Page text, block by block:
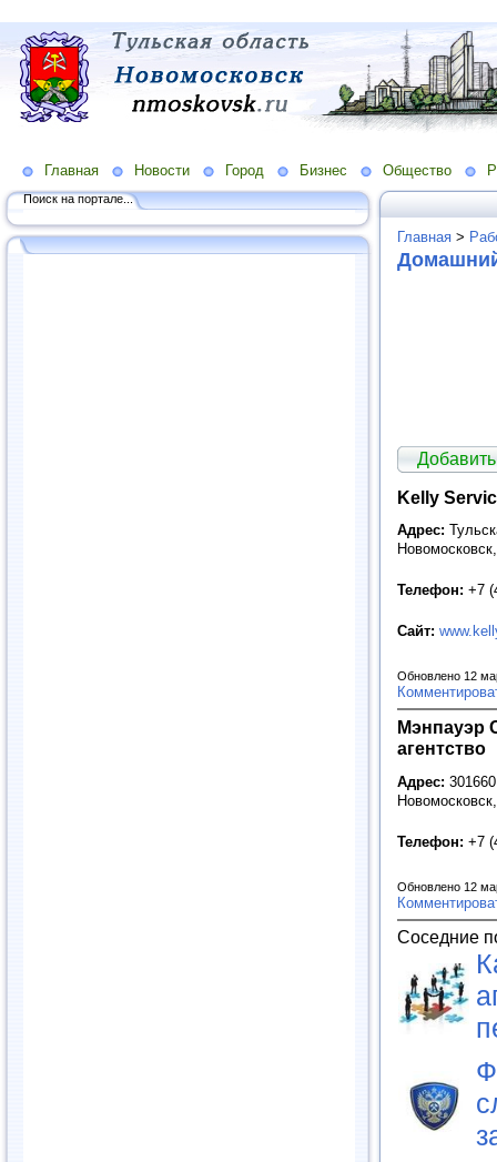
Главная Новости Город Бизнес Общество
Поиск на портале...
Главная >
Kelly
Адрес:
Телефон: +7
Сайт:
Обновлено 12
Мэнпауэр
агентство
Адрес:
Телефон: +7
Обновлено 12
Соседние